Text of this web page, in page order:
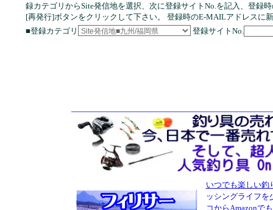
録カテゴリからSite発信地を選択、次に登録サイトNo.を記入、登録
[再発行]ボタンをクリックして下さい。 登録時のE-MAILアドレスに
■登録カテゴリ
登録サイトNo.